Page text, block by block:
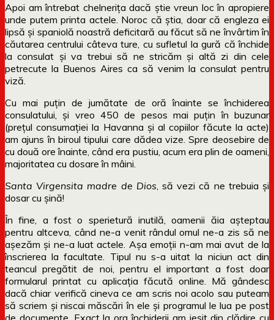
Apoi am întrebat chelnerița dacă știe vreun loc în apropiere
unde putem printa actele. Noroc că știa, doar că engleza ei
lipsă și spaniolă noastră deficitară au făcut să ne învârtim în
căutarea centrului câteva ture, cu sufletul la gură că închide
la consulat și va trebui să ne stricăm și altă zi din cele
petrecute la Buenos Aires ca să venim la consulat pentru
viză.
Cu mai puțin de jumătate de oră înainte se închiderea
consulatului, și vreo 450 de pesos mai puțin în buzunar
(prețul consumației la Havanna și al copiilor făcute la acte)
am ajuns în biroul tipului care dădea vize. Spre deosebire de
cu două ore înainte, când era pustiu, acum era plin de oameni,
majoritatea cu dosare în mâini.
Santa Virgensita madre de Dios , să vezi că ne trebuia și
dosar cu șină!
În fine, a fost o sperietură inutilă, oamenii ăia așteptau
pentru altceva, când ne-a venit rândul omul ne-a zis să ne
așezăm și ne-a luat actele. Așa emoții n-am mai avut de la
înscrierea la facultate. Tipul nu s-a uitat la niciun act din
teancul pregătit de noi, pentru el important a fost doar
formularul printat cu aplicația făcută online. Mă gândesc
dacă chiar verifică cineva ce am scris noi acolo sau puteam
să scriem și niscai măscări în ele și programul le lua pe post
de documente. Exact la ora închiderii am ieșit din clădire cu